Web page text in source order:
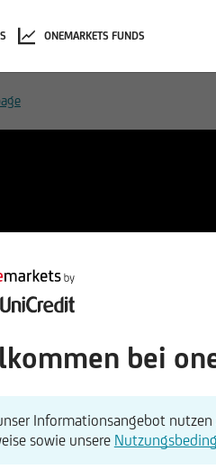
ONEMARKETS FUNDS
bei
Informationsangebot
sowie unsere